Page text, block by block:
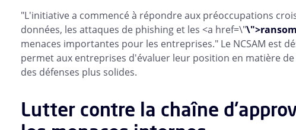
"L'initiative a commencé à répondre aux préoccupations
données, les attaques de phishing et les <a href=\"
menaces importantes pour les entreprises." Le NCSAM est
permet aux entreprises d'évaluer leur position en matière
des défenses plus solides.
Lutter contre la chaîne